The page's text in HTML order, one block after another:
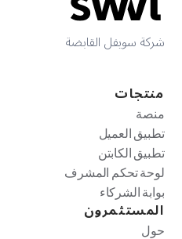
شركة سويفل القابضة
منتجات
منصة
تطبيق العميل
تطبيق الكابتن
لوحة تحكم المشرف
بوابة الشركاء
المستثمرون
حول